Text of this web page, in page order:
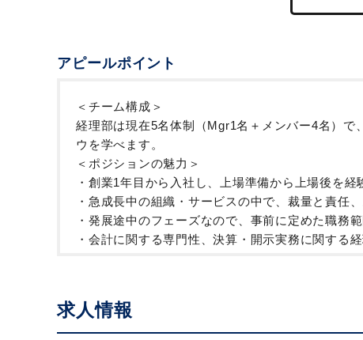
アピールポイント
＜チーム構成＞
経理部は現在5名体制（Mgr1名＋メンバー4名）
ウを学べます。
＜ポジションの魅力＞
・創業1年目から入社し、上場準備から上場後を
・急成長中の組織・サービスの中で、裁量と責任
・発展途中のフェーズなので、事前に定めた職務
・会計に関する専門性、決算・開示実務に関する
求人情報